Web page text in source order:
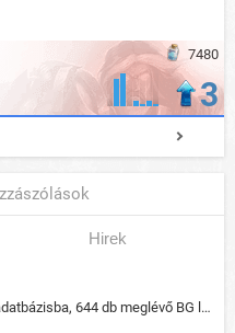
7480
3
Hirek
149 új BG lap került be az adatbázisba, 644 db meglévő BG lap módosult, bekerültek az új képek a megváltozott lapokhoz is.